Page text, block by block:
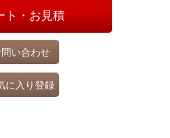
ト・お見積
問い合わせ
に入り登録